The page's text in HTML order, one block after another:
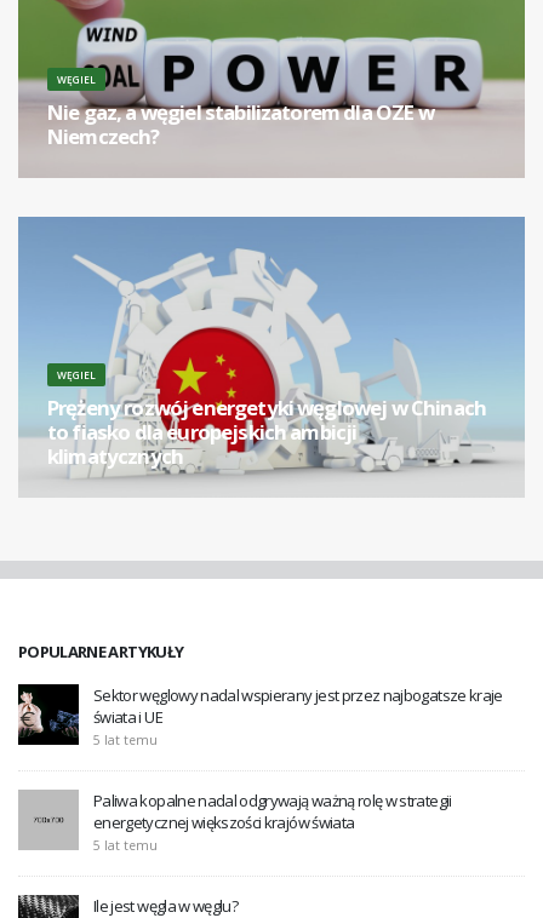
WĘGIEL
Nie gaz, a węgiel stabilizatorem dla OZE w
Niemczech?
WĘGIEL
Prężeny rozwój energetyki węglowej w Chinach
to fiasko dla europejskich ambicji
klimatycznych
POPULARNE ARTYKUŁY
Sektor węglowy nadal wspierany jest przez najbogatsze kraje
świata i UE
5 lat temu
Paliwa kopalne nadal odgrywają ważną rolę w strategii
energetycznej większości krajów świata
5 lat temu
Ile jest węgla w węglu?